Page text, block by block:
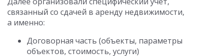
связанный со сдачей в аренду недвижимости,
а именно:
Договорная часть (объекты, параметры
объектов, стоимость, услуги)